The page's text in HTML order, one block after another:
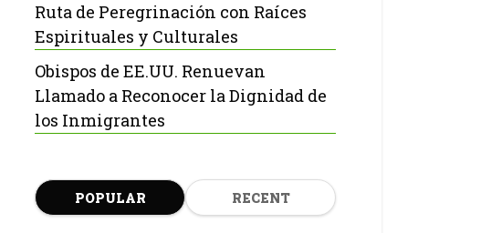
Ruta de Peregrinación con Raíces
Espirituales y Culturales
Obispos de EE.UU. Renuevan
Llamado a Reconocer la Dignidad de
los Inmigrantes
POPULAR RECENT